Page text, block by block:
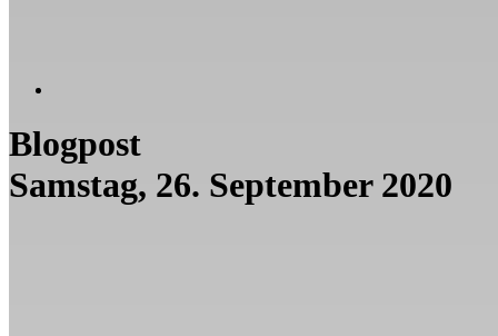
Blogpost
Samstag, 26. September 2020